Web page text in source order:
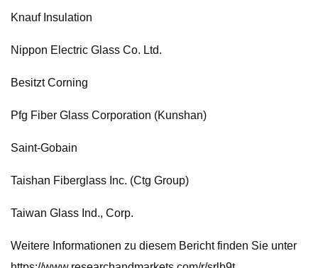
Knauf Insulation
Nippon Electric Glass Co. Ltd.
Besitzt Corning
Pfg Fiber Glass Corporation (Kunshan)
Saint-Gobain
Taishan Fiberglass Inc. (Ctg Group)
Taiwan Glass Ind., Corp.
Weitere Informationen zu diesem Bericht finden Sie unter